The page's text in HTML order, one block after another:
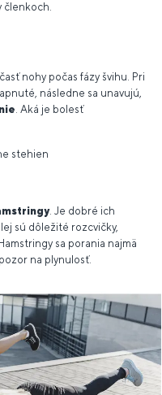
členkoch.
nohy počas fázy švihu. Pri
následne sa unavujú,
. Aká je bolesť
stehien
. Je dobré ich
sú dôležité rozcvičky,
sa porania najmä
na plynulosť.